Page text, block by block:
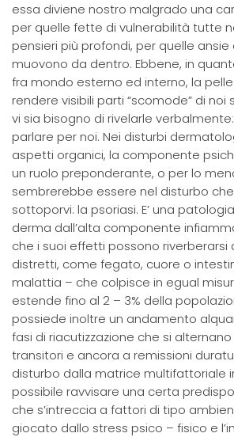
essa diviene nostro malgrado una
per quelle fette di vulnerabilità tutte
pensieri più profondi, per quelle
muovono da dentro. Ebbene, in
fra mondo esterno ed interno, la
rendere visibili parti “scomode” di noi
vi sia bisogno di rivelarle
parlare per noi. Nei disturbi
aspetti organici, la componente
un ruolo preponderante, o per lo
sembrerebbe essere nel disturbo
sottoporvi: la psoriasi. E’ una
derma dall’alta componente
che i suoi effetti possono riverberarsi
distretti, come fegato, cuore o
malattia – che colpisce in egual
estende fino al 2 – 3% della
possiede inoltre un andamento
fasi di riacutizzazione che si
transitori e ancora a remissioni
disturbo dalla matrice multifattoriale
possibile ravvisare una certa
che s’intreccia a fattori di tipo
giocato dallo stress psico – fisico e